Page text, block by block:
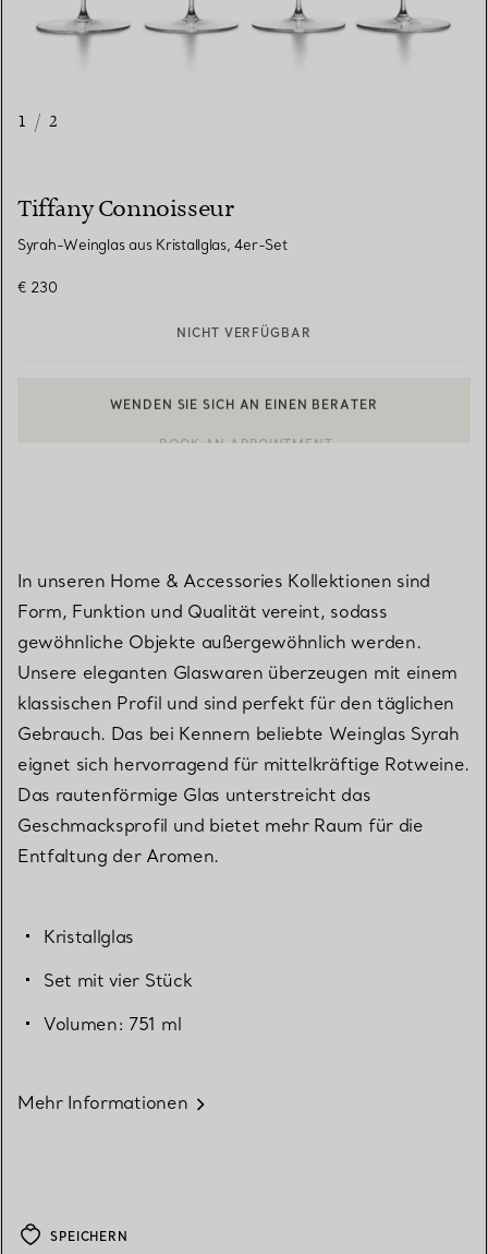
1 / 2
Tiffany Connoisseur
Syrah-Weinglas aus Kristallglas, 4er-Set
€ 230
NICHT VERFÜGBAR
WENDEN SIE SICH AN EINEN BERATER
In unseren Home & Accessories Kollektionen sind
Form, Funktion und Qualität vereint, sodass
gewöhnliche Objekte außergewöhnlich werden.
Unsere eleganten Glaswaren überzeugen mit einem
klassischen Profil und sind perfekt für den täglichen
Gebrauch. Das bei Kennern beliebte Weinglas Syrah
eignet sich hervorragend für mittelkräftige Rotweine.
Das rautenförmige Glas unterstreicht das
Geschmacksprofil und bietet mehr Raum für die
Entfaltung der Aromen.
Kristallglas
Set mit vier Stück
Volumen: 751 ml
Mehr Informationen
SPEICHERN